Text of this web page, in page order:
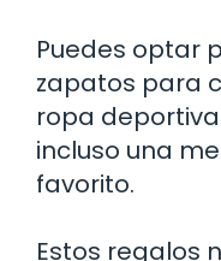
Puedes optar
zapatos para
ropa
incluso una
favorito.
Estos regalos